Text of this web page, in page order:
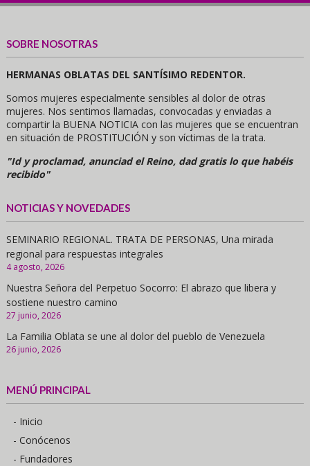
SOBRE NOSOTRAS
HERMANAS OBLATAS DEL SANTÍSIMO REDENTOR.
Somos mujeres especialmente sensibles al dolor de otras
mujeres. Nos sentimos llamadas, convocadas y enviadas a
compartir la BUENA NOTICIA con las mujeres que se encuentran
en situación de PROSTITUCIÓN y son víctimas de la trata.
"Id y proclamad, anunciad el Reino, dad gratis lo que habéis
recibido"
NOTICIAS Y NOVEDADES
SEMINARIO REGIONAL. TRATA DE PERSONAS, Una mirada
regional para respuestas integrales
4 agosto, 2026
Nuestra Señora del Perpetuo Socorro: El abrazo que libera y
sostiene nuestro camino
27 junio, 2026
La Familia Oblata se une al dolor del pueblo de Venezuela
26 junio, 2026
MENÚ PRINCIPAL
- Inicio
- Conócenos
- Fundadores